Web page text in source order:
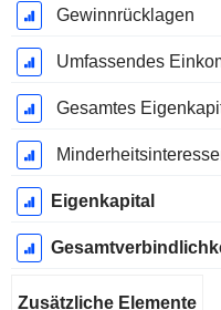
Gewinnrücklagen
Umfassendes
Gesamtes
Eigenkapital
Zusätzliche Elemente